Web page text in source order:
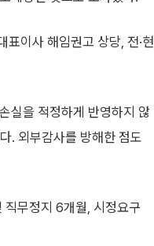
이사 해임권고 상당, 전·현
실을 적정하게 반영하지 않
. 외부감사를 방해한 점도
직무정지 6개월, 시정요구